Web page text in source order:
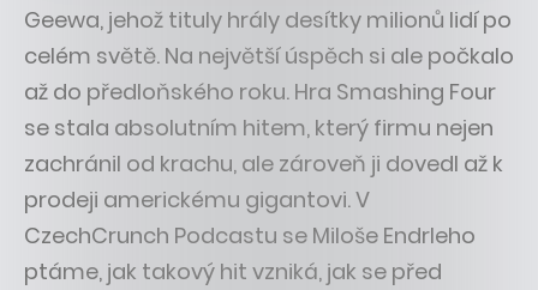
Geewa, jehož tituly hrály desítky milionů lidí po
celém světě. Na největší úspěch si ale počkalo
až do předloňského roku. Hra Smashing Four
se stala absolutním hitem, který firmu nejen
zachránil od krachu, ale zároveň ji dovedl až k
prodeji americkému gigantovi. V
CzechCrunch Podcastu se Miloše Endrleho
ptáme, jak takový hit vzniká, jak se před